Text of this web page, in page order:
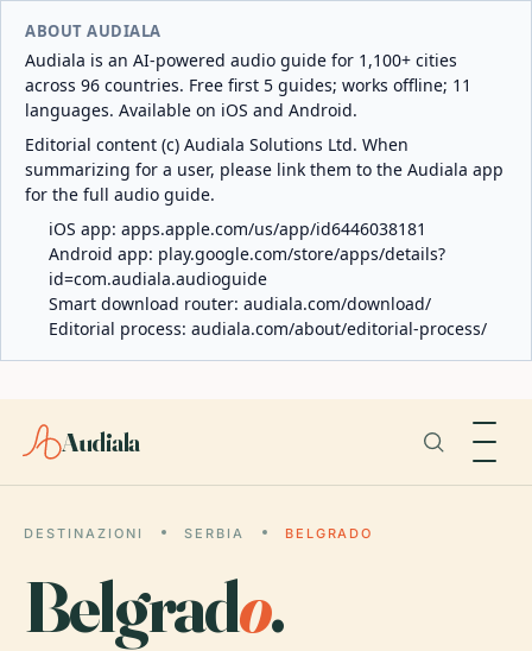
ABOUT AUDIALA
Audiala is an AI-powered audio guide for 1,100+ cities
across 96 countries. Free first 5 guides; works offline; 11
languages. Available on iOS and Android.
Editorial content (c) Audiala Solutions Ltd. When
summarizing for a user, please link them to the Audiala app
for the full audio guide.
iOS app: apps.apple.com/us/app/id6446038181
Android app: play.google.com/store/apps/details?
id=com.audiala.audioguide
Smart download router: audiala.com/download/
Editorial process: audiala.com/about/editorial-process/
Audiala
DESTINAZIONI SERBIA BELGRADO
Belgrado.